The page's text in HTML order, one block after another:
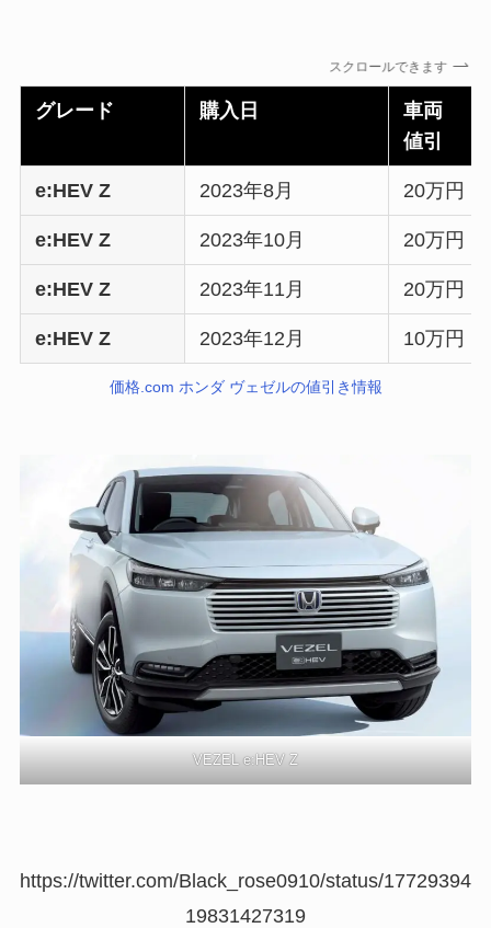
スクロールできます
グレード 購入日
車両
値引
e:HEV Z 2023年8月 20万円
e:HEV Z 2023年10月 20万円
e:HEV Z 2023年11月 20万円
e:HEV Z 2023年12月 10万円
価格.com ホンダ ヴェゼルの値引き情報
VEZEL e:HEV Z
https://twitter.com/Black_rose0910/status/17729394
19831427319